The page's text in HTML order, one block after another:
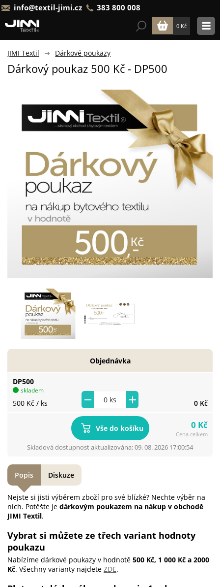
info@textil-jimi.cz 383 800 008
0 Kč
JIMI Textil Dárkové poukazy
Dárkový poukaz 500 Kč - DP500
DP500
500 Kč / ks 0 Kč
skladem
Objednávka
Vše do košíku 0 Kč
Cena celkem
Skladová dostupnost aktualizována: 09. 08. 2026 17:00:54
Nejste si jisti výběrem zboží pro své blízké? Nechte výběr na
nich. Potěšte je dárkovým poukazem na nákup v obchodě
JIMI Textil.
Vybrat si můžete ze třech variant hodnoty
poukazu
Nabízíme dárkové poukazy v hodnotě 500 Kč, 1 000 Kč a 2000
Kč. Všechny varianty najdete ZDE.
Popis Diskuze